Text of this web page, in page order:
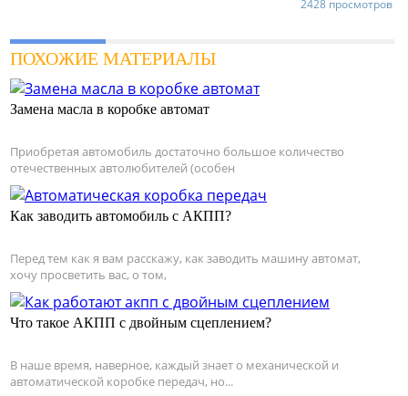
2428 просмотров
ПОХОЖИЕ МАТЕРИАЛЫ
Замена масла в коробке автомат
Приобретая автомобиль достаточно большое количество
отечественных автолюбителей (особен
Как заводить автомобиль с АКПП?
Перед тем как я вам расскажу, как заводить машину автомат,
хочу просветить вас, о том,
Что такое АКПП с двойным сцеплением?
В наше время, наверное, каждый знает о механической и
автоматической коробке передач, но...